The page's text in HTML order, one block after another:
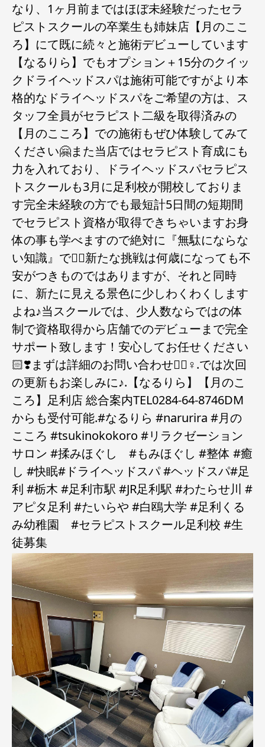
なり、1ヶ月前まではほぼ未経験だったセラ
ピストスクールの卒業生も姉妹店【月のここ
ろ】にて既に続々と施術デビューしています
【なるりら】でもオプション＋15分のクイッ
クドライヘッドスパは施術可能ですがより本
格的なドライヘッドスパをご希望の方は、ス
タッフ全員がセラピスト二級を取得済みの
【月のこころ】での施術もぜひ体験してみて
ください🤗また当店ではセラピスト育成にも
力を入れており、ドライヘッドスパセラピス
トスクールも3月に足利校が開校しておりま
す完全未経験の方でも最短計5日間の短期間
でセラピスト資格が取得できちゃいますお身
体の事も学べますので絶対に『無駄にならな
い知識』です🏻新たな挑戦は何歳になっても不
安がつきものではありますが、それと同時
に、新たに見える景色に少しわくわくします
よね️♪当スクールでは、少人数ならではの体
制で資格取得から店舗でのデビューまで完全
サポート致します！安心してお任せください
🏻❣️まずは詳細のお問い合わせを🏻‍♀️.では次回
の更新もお楽しみに♪.【なるりら】【月のこ
ころ】足利店 総合案内TEL0284-64-8746DM️
からも受付可能.#なるりら #narurira #月の
こころ #tsukinokokoro #リラクゼーション
サロン #揉みほぐし #もみほぐし #整体 #癒
し #快眠#ドライヘッドスパ #ヘッドスパ#足
利 #栃木 #足利市駅 #JR足利駅 #わたらせ川 #
アピタ足利 #たいらや #白鴎大学 #足利くる
み幼稚園 #セラピストスクール足利校 #生
徒募集